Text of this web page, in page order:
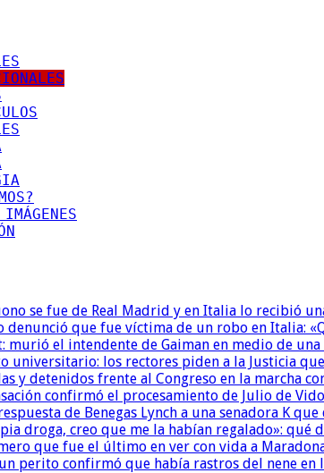
se fue de Real Madrid y en Italia lo recibió
denunció que fue víctima de un robo en Italia:
murió el intendente de Gaiman en medio de
universitario: los rectores piden a la Justicia
y detenidos frente al Congreso en la marcha
confirmó el procesamiento de Julio de
de Benegas Lynch a una senadora K
droga, creo que me la habían regalado»: qué
que fue el último en ver con vida a
perito confirmó que había rastros del nene en